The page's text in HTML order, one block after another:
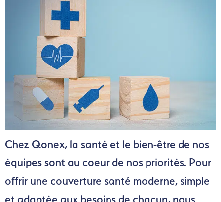
Chez Qonex, la santé et le bien-être de nos
équipes sont au coeur de nos priorités. Pour
offrir une couverture santé moderne, simple
et adaptée aux besoins de chacun, nous